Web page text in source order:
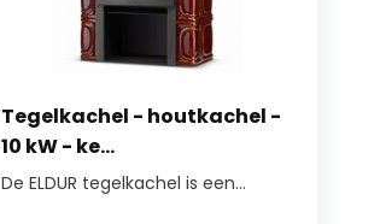
Tegelkachel - houtkachel -
10 kW - ke...
De ELDUR tegelkachel is een...